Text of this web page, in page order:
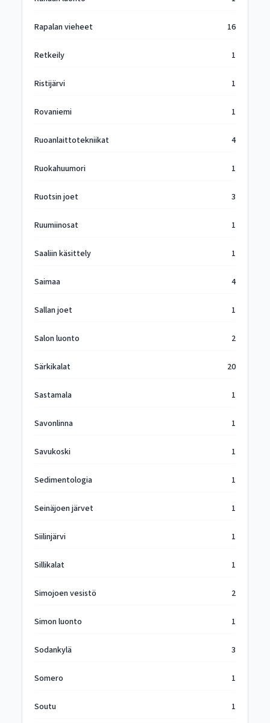
Rapalan vieheet 16
Retkeily 1
Ristijärvi 1
Rovaniemi 1
Ruoanlaittotekniikat 4
Ruokahuumori 1
Ruotsin joet 3
Ruumiinosat 1
Saaliin käsittely 1
Saimaa 4
Sallan joet 1
Salon luonto 2
Särkikalat 20
Sastamala 1
Savonlinna 1
Savukoski 1
Sedimentologia 1
Seinäjoen järvet 1
Siilinjärvi 1
Sillikalat 1
Simojoen vesistö 2
Simon luonto 1
Sodankylä 3
Somero 1
Soutu 1